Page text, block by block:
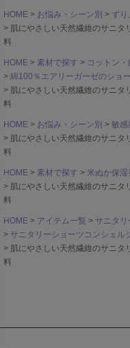
HOME お悩み・シーン別
ず
肌にやさしい天然繊維のサニタ
料
HOME 素材で探す
コットン
綿100％エアリーガーゼのショ
肌にやさしい天然繊維のサニタ
料
HOME お悩み・シーン別
敏感
肌にやさしい天然繊維のサニタ
料
HOME 素材で探す
米ぬか保
肌にやさしい天然繊維のサニタ
料
HOME アイテム一覧
サニタリ
サニタリーショーツコンシェル
肌にやさしい天然繊維のサニタ
料